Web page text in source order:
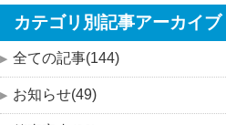
カテゴリ別記事アーカイブ
全ての記事(144)
お知らせ(49)